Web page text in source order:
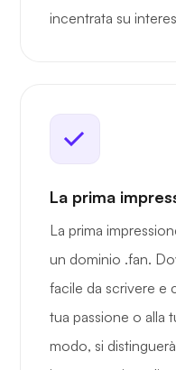
incentrata su
La prima
La prima
un dominio .fan.
facile da scrivere e
tua passione o alla
modo, si